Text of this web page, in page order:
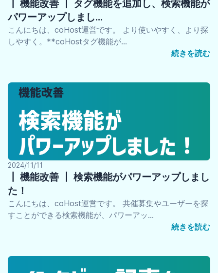
┃ 機能改善 ┃ タグ機能を追加し、検索機能が
パワーアップしまし…
こんにちは、coHost運営です。 より使いやすく、より探
しやすく。**coHostタグ機能が…
続きを読む
2024/11/11
┃ 機能改善 ┃ 検索機能がパワーアップしまし
た！
こんにちは、coHost運営です。 共催募集やユーザーを探
すことができる検索機能が、パワーアッ…
続きを読む